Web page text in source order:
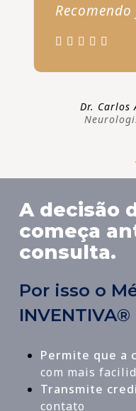
Dr. Carlos
A decisão
começa
consulta.
Por isso o
Permite que a
com mais
Transmite
contato